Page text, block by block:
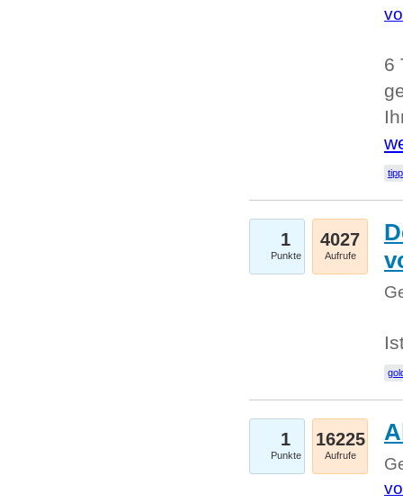
6
1
Punkte
4027
Aufrufe
1
Punkte
16225
Aufrufe